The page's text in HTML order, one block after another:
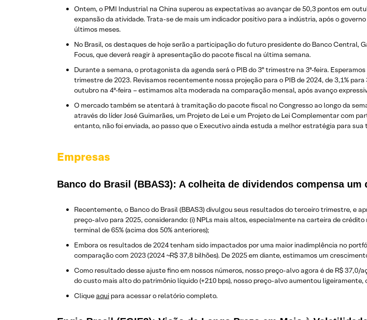
Ontem, o PMI Industrial na China superou as expectativas ao avançar de 50,3 pontos em
expansão da atividade. Trata-se de mais um indicador positivo para a indústria, após o
últimos meses.
No Brasil, os destaques de hoje serão a participação do futuro presidente do Banco Central,
Focus, que deverá reagir à apresentação do pacote fiscal na última semana.
Durante a semana, o protagonista da agenda será o PIB do 3º trimestre na 3ª-feira.
trimestre de 2023. Revisamos recentemente nossa projeção para o PIB de 2024, de 3,1%
outubro na 4ª-feira – estimamos alta moderada na comparação mensal, após avanço
O mercado também se atentará à tramitação do pacote fiscal no Congresso ao longo da
através do líder José Guimarães, um Projeto de Lei e um Projeto de Lei Complementar com
entanto, não foi enviada, ao passo que o Executivo ainda estuda a melhor estratégia para sua
Empresas
Banco do Brasil (BBAS3): A colheita de dividendos compensa
Recentemente, o Banco do Brasil (BBAS3) divulgou seus resultados do terceiro trimestre, e
preço-alvo para 2025, considerando: (i) NPLs mais altos, especialmente na carteira de
terminal de 65% (acima dos 50% anteriores);
Embora os resultados de 2024 tenham sido impactados por uma maior inadimplência no
comparação com 2023 (2024 ~R$ 37,8 bilhões). De 2025 em diante, estimamos um
Como resultado desse ajuste fino em nossos números, nosso preço-alvo agora é de R$ 37,0/
do custo mais alto do patrimônio líquido (+210 bps), nosso preço-alvo aumentou
Cliqueaqui para acessar o relatório completo.